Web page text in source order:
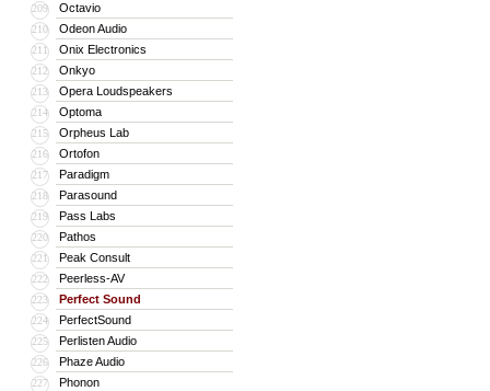
209 Octavio
210 Odeon Audio
211 Onix Electronics
212 Onkyo
213 Opera Loudspeakers
214 Optoma
215 Orpheus Lab
216 Ortofon
217 Paradigm
218 Parasound
219 Pass Labs
220 Pathos
221 Peak Consult
222 Peerless-AV
223 Perfect Sound
224 PerfectSound
225 Perlisten Audio
226 Phaze Audio
227 Phonon